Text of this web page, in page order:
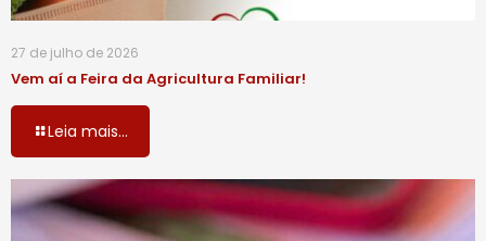
27 de julho de 2026
Vem aí a Feira da Agricultura Familiar!
Leia mais...